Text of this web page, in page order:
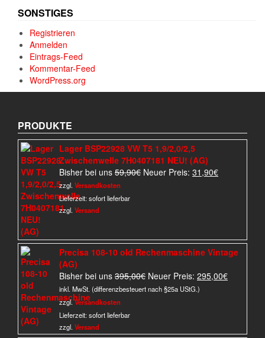
SONSTIGES
Registrieren
Anmelden
Eintrags-Feed
Kommentar-Feed
WordPress.org
PRODUKTE
Lager BSP22928 VW T5 1,9/2,0/2,5
Zwischenwelle 7H0407181 NEU! (AG)
Bisher bei uns 59,90€ Ursprünglicher
Neuer Preis: 31,90€Aktueller
zzgl. Versandkosten
Lieferzeit:sofort lieferbar
zzgl. Versand
Precisa 108-10 old Rechenmaschine Vintage
(AG)
Bisher bei uns 395,00€ Ursprünglicher
Preis
Neuer Preis: 295,00€Aktueller
inkl. MwSt. (differenzbesteuert nach §25a UStG.)
zzgl.Versandkosten
Lieferzeit:sofort lieferbar
zzgl. Versand